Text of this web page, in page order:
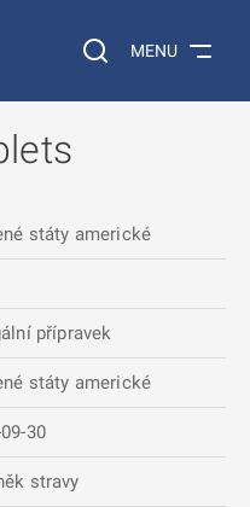
Vyhledávání na
MENU
státy americké
přípravek
státy americké
30
stravy